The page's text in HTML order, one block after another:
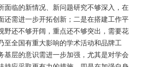
面临的新情况、新问题研究不够深入，在
还需进一步开拓创新；二是在搭建工作平
野还不够开阔，重点还不够突出，需要花
至全国有重大影响的学术活动和品牌工
基层的意识需进一步加强，尤其是对学会